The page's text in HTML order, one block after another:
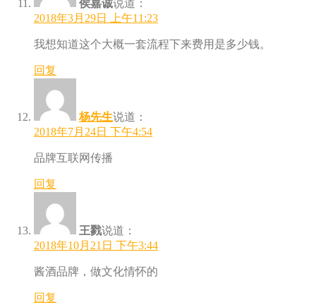
侯嘉诚说道：
2018年3月29日 上午11:23
我想知道这个大概一套流程下来费用是多少钱。
回复
杨先生说道：
2018年7月24日 下午4:54
品牌互联网传播
回复
王戮说道：
2018年10月21日 下午3:44
酱酒品牌，做文化情怀的
回复